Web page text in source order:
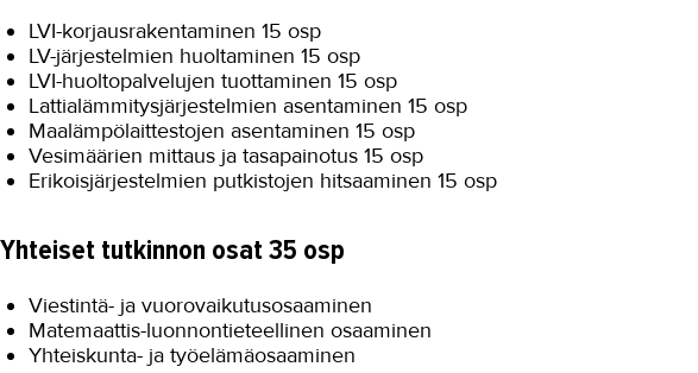
LVI-korjausrakentaminen 15 osp
LV-järjestelmien huoltaminen 15 osp
LVI-huoltopalvelujen tuottaminen 15 osp
Lattialämmitysjärjestelmien asentaminen 15 osp
Maalämpölaittestojen asentaminen 15 osp
Vesimäärien mittaus ja tasapainotus 15 osp
Erikoisjärjestelmien putkistojen hitsaaminen 15 osp
Yhteiset tutkinnon osat 35 osp
Viestintä- ja vuorovaikutusosaaminen
Matemaattis-luonnontieteellinen osaaminen
Yhteiskunta- ja työelämäosaaminen